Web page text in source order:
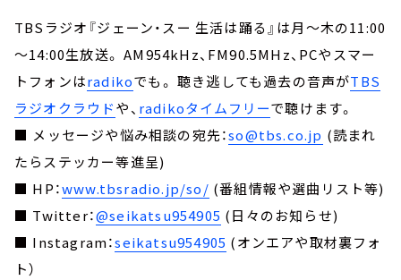
TBSラジオ『ジェーン・スー 生活は踊る』は月～木の11:00
～14:00生放送。 AM954kHz、FM90.5MHz、PCやスマー
トフォンはradikoでも。 聴き逃しても過去の音声がTBS
ラジオクラウドや、 radikoタイムフリーで聴けます。
■ メッセージや悩み相談の宛先：so@tbs.co.jp (読まれ
たらステッカー等進呈)
■ HP：www.tbsradio.jp/so/ (番組情報や選曲リスト等)
■ Twitter：@seikatsu954905 (日々のお知らせ)
■ Instagram：seikatsu954905 (オンエアや取材裏フォ
ト）